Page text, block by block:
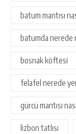
batum mantısı
batumda nerede
bosnak köftesi
felafel nerede
gürcü mantısı
lizbon tatlısı